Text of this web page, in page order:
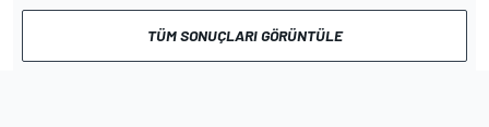
TÜM SONUÇLARI GÖRÜNTÜLE